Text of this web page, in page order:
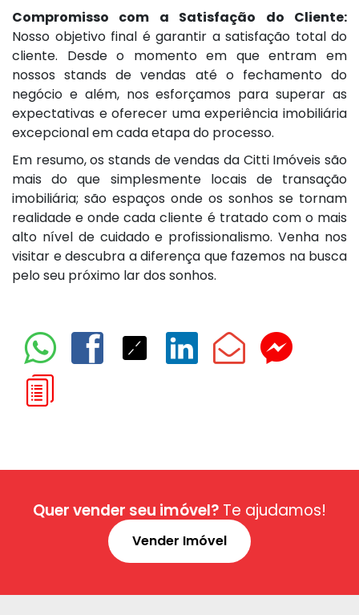
Compromisso com a Satisfação do Cliente:
Nosso objetivo final é garantir a satisfação total do
cliente. Desde o momento em que entram em
nossos stands de vendas até o fechamento do
negócio e além, nos esforçamos para superar as
expectativas e oferecer uma experiência imobiliária
excepcional em cada etapa do processo.
Em resumo, os stands de vendas da Citti Imóveis são
mais do que simplesmente locais de transação
imobiliária; são espaços onde os sonhos se tornam
realidade e onde cada cliente é tratado com o mais
alto nível de cuidado e profissionalismo. Venha nos
visitar e descubra a diferença que fazemos na busca
pelo seu próximo lar dos sonhos.
Quer vender seu imóvel? Te ajudamos!
Vender Imóvel